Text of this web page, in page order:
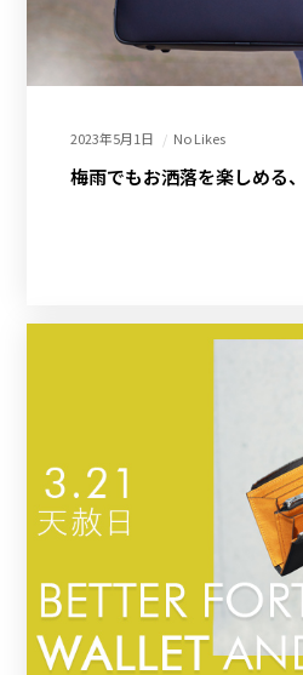
2023年5月1日 No Likes
梅雨でもお洒落を楽しめる